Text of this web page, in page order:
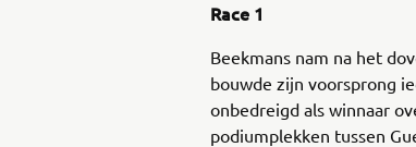
Race 1
Beekmans nam na het
bouwde zijn voorsprong
onbedreigd als winnaar
podiumplekken tussen